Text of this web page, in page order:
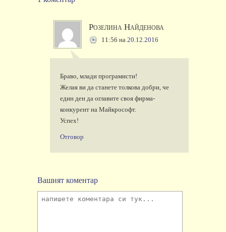
Розелина Найденова
11:56 на 20.12.2016
Браво, млади програмисти!
Желая ви да станете толкова добри, че
един ден да оглавите своя фирма-
конкурент на Майкрософт.
Успех!
Отговор
Вашият коментар